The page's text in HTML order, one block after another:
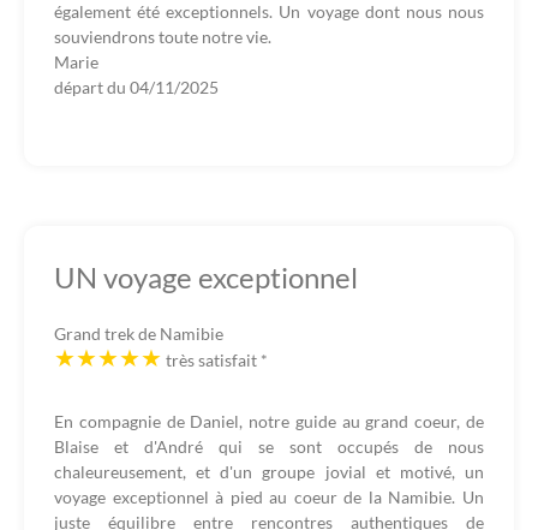
également été exceptionnels. Un voyage dont nous nous
souviendrons toute notre vie.
Marie
départ du 04/11/2025
UN voyage exceptionnel
Grand trek de Namibie
très satisfait *
En compagnie de Daniel, notre guide au grand coeur, de
Blaise et d'André qui se sont occupés de nous
chaleureusement, et d'un groupe jovial et motivé, un
voyage exceptionnel à pied au coeur de la Namibie. Un
juste équilibre entre rencontres authentiques de